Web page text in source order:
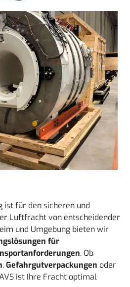
ist für den sicheren und
Luftfracht von entscheidender
und Umgebung bieten wir
für
. Ob
,Gefahrgutverpackungen oder
ist Ihre Fracht optimal